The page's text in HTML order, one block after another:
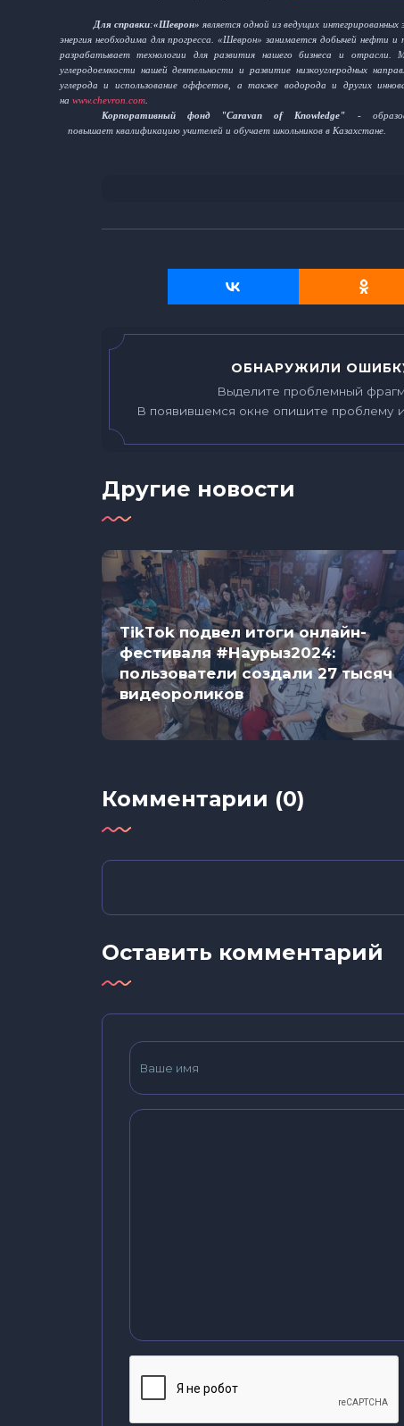
Для справки:«Шеврон» является одной из ведущих
энергия необходима для прогресса. «Шеврон» занимается добычей нефти
разрабатывает технологии для развития нашего бизнеса и
углеродоемкости нашей деятельности и развитие низкоуглеродных
углерода и использование оффсетов, а также водорода и других
на www.chevron.com.
Корпоративный фонд "Caravan of Knowledge" -
повышаетквалификацию учителей и обучает школьников в Казахстане.
ОБНАРУЖИЛИ
Выделите проблемный
В появившемся окне опишите проблему
Другие новости
TikTok подвел итоги онлайн-
фестиваля #Наурыз2024:
пользователи создали 27 тысяч
видеороликов
Комментарии (0)
Оставить комментарий